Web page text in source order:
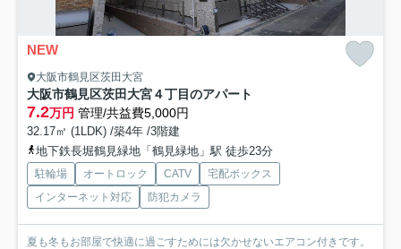
NEW
大阪市鶴見区茨田大宮
大阪市鶴見区茨田大宮４丁目のアパート
7.2万円 管理/共益費5,000円
32.17㎡ (1LDK) /築4年 /3階建
地下鉄長堀鶴見緑地「鶴見緑地」駅 徒歩23分
駐輪場 オートロック CATV
宅配ボックス
インターネット対応
防犯カメラ
夏も冬もお部屋で快適に過ごすためには欠かせないエアコン付きです。